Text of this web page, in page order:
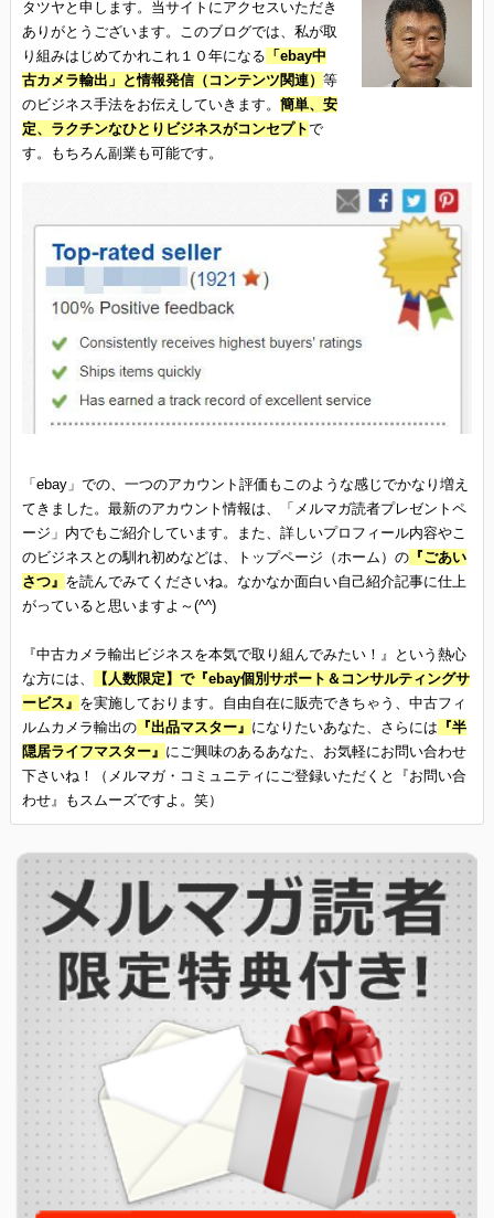
タツヤと申します。当サイトにアクセスいただき
ありがとうございます。このブログでは、私が取
り組みはじめてかれこれ１０年になる 「ebay中
古カメラ輸出」と情報発信（コンテンツ関連） 等
のビジネス手法をお伝えしていきます。 簡単、安
定、ラクチンなひとりビジネスがコンセプトで
す。もちろん副業も可能です。
「ebay」での、一つのアカウント評価もこのような感じでかなり増え
てきました。最新のアカウント情報は、「メルマガ読者プレゼントペ
ージ」内でもご紹介しています。また、詳しいプロフィール内容やこ
のビジネスとの馴れ初めなどは、トップページ（ホーム）の『ごあい
さつ』 を読んでみてくださいね。なかなか面白い自己紹介記事に仕上
がっていると思いますよ～(^^)
『中古カメラ輸出ビジネスを本気で取り組んでみたい！』という熱心
な方には、
【人数限定】で『ebay個別サポート＆コンサルティングサ
ービス』 を実施しております。自由自在に販売できちゃう、中古フィ
ルムカメラ輸出の『出品マスター』 になりたいあなた、さらには 『半
隠居ライフマスター』 にご興味のあるあなた、お気軽にお問い合わせ
下さいね！（メルマガ・コミュニティにご登録いただくと『お問い合
わせ』もスムーズですよ。笑）